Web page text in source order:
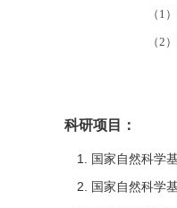
（ 1
（2
科研项目：
国家自然科学
国家自然科学